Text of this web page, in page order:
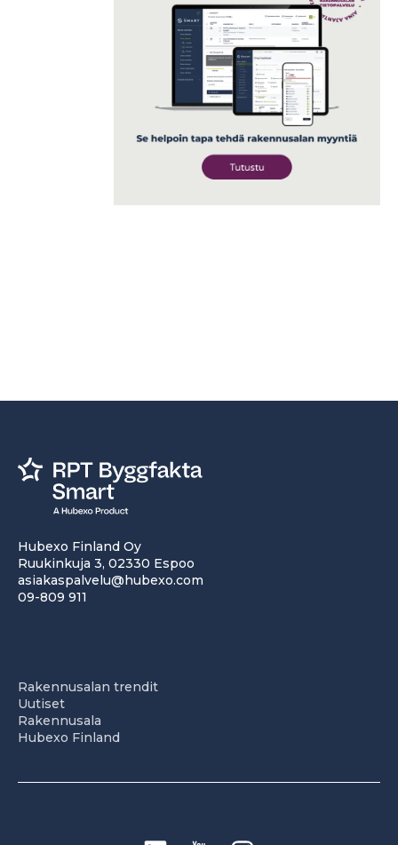
Hubexo Finland Oy
Ruukinkuja 3, 02330 Espoo
asiakaspalvelu@hubexo.com
09-809 911
Rakennusalan trendit
Uutiset
Rakennusala
Hubexo Finland